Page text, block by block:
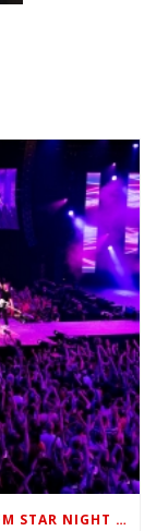
DÉCOUVREZ L’AFTERMOVIE DE ONE FM STAR NIGHT 2022 !